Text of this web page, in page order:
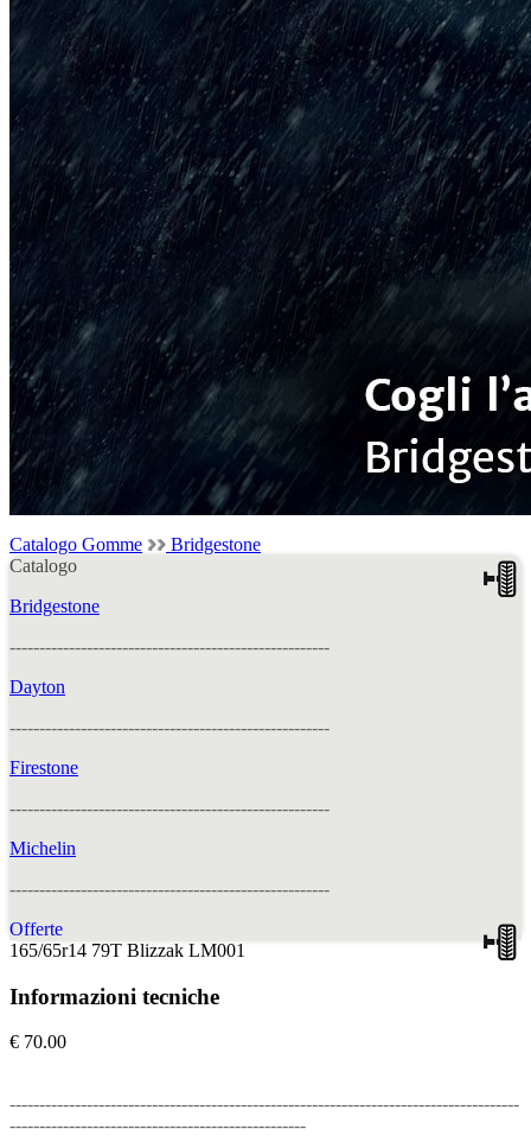
Catalogo Gomme
Bridgestone
Catalogo
Bridgestone
------------------------------------------------------
Dayton
------------------------------------------------------
Firestone
------------------------------------------------------
Michelin
------------------------------------------------------
Offerte
165/65r14 79T Blizzak LM001
Informazioni tecniche
€ 70.00
--------------------------------------------------------------------------------------
--------------------------------------------------